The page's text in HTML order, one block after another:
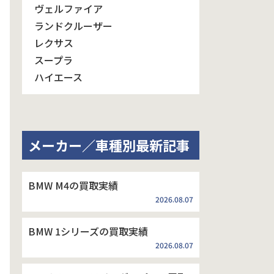
ヴェルファイア
ランドクルーザー
レクサス
スープラ
ハイエース
メーカー／車種別最新記事
BMW M4の買取実績
2026.08.07
BMW 1シリーズの買取実績
2026.08.07